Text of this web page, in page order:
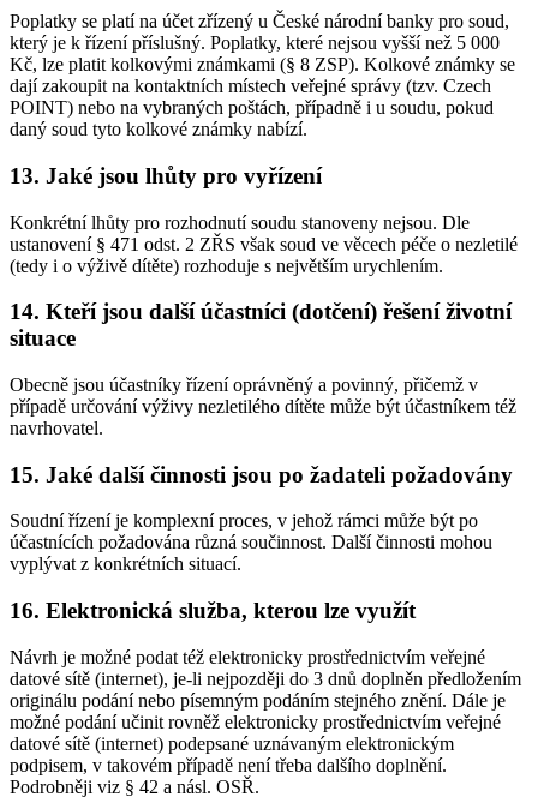
Poplatky se platí na účet zřízený u České národní banky pro soud,
který je k řízení příslušný. Poplatky, které nejsou vyšší než 5 000
Kč, lze platit kolkovými známkami (§ 8 ZSP). Kolkové známky se
dají zakoupit na kontaktních místech veřejné správy (tzv. Czech
POINT) nebo na vybraných poštách, případně i u soudu, pokud
daný soud tyto kolkové známky nabízí.
13. Jaké jsou lhůty pro vyřízení
Konkrétní lhůty pro rozhodnutí soudu stanoveny nejsou. Dle
ustanovení § 471 odst. 2 ZŘS však soud ve věcech péče o nezletilé
(tedy i o výživě dítěte) rozhoduje s největším urychlením.
14. Kteří jsou další účastníci (dotčení) řešení životní
situace
Obecně jsou účastníky řízení oprávněný a povinný, přičemž v
případě určování výživy nezletilého dítěte může být účastníkem též
navrhovatel.
15. Jaké další činnosti jsou po žadateli požadovány
Soudní řízení je komplexní proces, v jehož rámci může být po
účastnících požadována různá součinnost. Další činnosti mohou
vyplývat z konkrétních situací.
16. Elektronická služba, kterou lze využít
Návrh je možné podat též elektronicky prostřednictvím veřejné
datové sítě (internet), je-li nejpozději do 3 dnů doplněn předložením
originálu podání nebo písemným podáním stejného znění. Dále je
možné podání učinit rovněž elektronicky prostřednictvím veřejné
datové sítě (internet) podepsané uznávaným elektronickým
podpisem, v takovém případě není třeba dalšího doplnění.
Podrobněji viz § 42 a násl. OSŘ.